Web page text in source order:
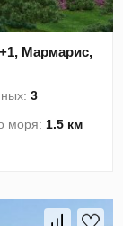
Мармарис,
3
моря: 1.5 км